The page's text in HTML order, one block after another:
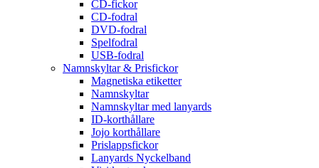
CD-fickor
CD-fodral
DVD-fodral
Spelfodral
USB-fodral
Namnskyltar & Prisfickor
Magnetiska etiketter
Namnskyltar
Namnskyltar med lanyards
ID-korthållare
Jojo korthållare
Prislappsfickor
Lanyards Nyckelband